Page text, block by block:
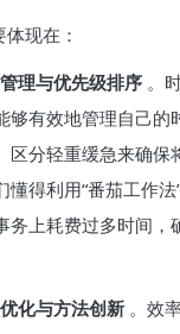
体现在：
理与优先级排序 。
够有效地管理自己的
区分轻重缓急来确保
得利用“番茄工作法
务上耗费过多时间，
化与方法创新 。效